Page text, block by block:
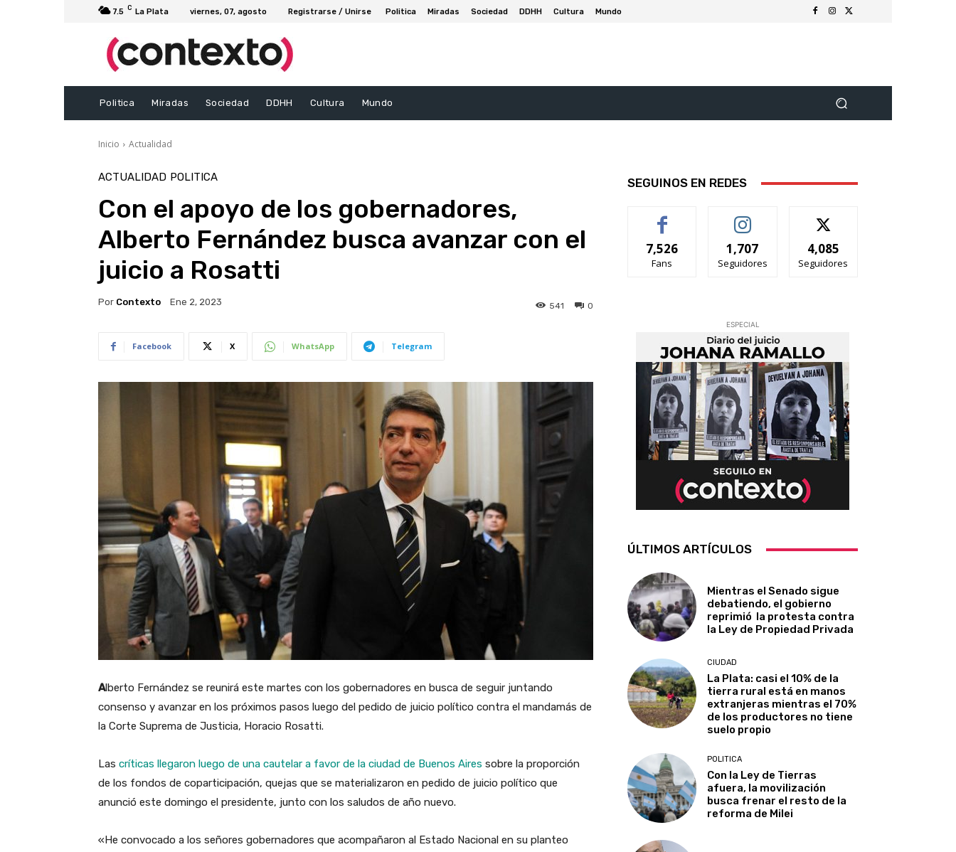
7.5 C La Plata viernes, 07, agosto Registrarse / Unirse Politica Miradas Sociedad DDHH Cultura Mundo
Politica Miradas Sociedad DDHH Cultura Mundo
Inicio Actualidad
ACTUALIDAD POLITICA
Con el apoyo de los gobernadores,
Alberto Fernández busca avanzar con el
juicio a Rosatti
Por Contexto Ene 2, 2023 0
541
Facebook X WhatsApp Telegram
Alberto Fernández se reunirá este martes con los gobernadores en busca de seguir juntando
consenso y avanzar en los próximos pasos luego del pedido de juicio político contra el mandamás de
la Corte Suprema de Justicia, Horacio Rosatti.
Las críticas llegaron luego de una cautelar a favor de la ciudad de Buenos Aires sobre la proporción
de los fondos de coparticipación, quejas que se materializaron en pedido de juicio político que
anunció este domingo el presidente, junto con los saludos de año nuevo.
«He convocado a los señores gobernadores que acompañaron al Estado Nacional en su planteo
SEGUINOS EN REDES
7,526
Fans
1,707
Seguidores
4,085
Seguidores
ESPECIAL
ÚLTIMOS ARTÍCULOS
Mientras el Senado sigue
debatiendo, el gobierno
reprimió la protesta contra
la Ley de Propiedad Privada
CIUDAD
La Plata: casi el 10% de la
tierra rural está en manos
extranjeras mientras el 70%
de los productores no tiene
suelo propio
POLITICA
Con la Ley de Tierras
afuera, la movilización
busca frenar el resto de la
reforma de Milei